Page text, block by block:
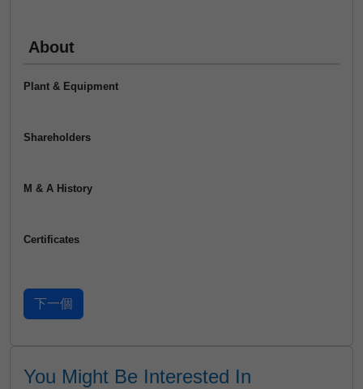
About
Plant & Equipment
Shareholders
M & A History
Certificates
You Might Be Interested In